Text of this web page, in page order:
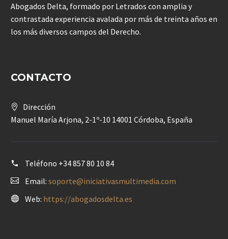
Abogados Delta, formado por Letrados con amplia y
contrastada experiencia avalada por más de treinta años en
los más diversos campos del Derecho.
CONTACTO
Dirección
Manuel María Arjona, 2-1º-10 14001 Córdoba, España
Teléfono +34 857 80 10 84
Email: soporte@iniciativasmultimedia.com
Web: https://abogadosdelta.es